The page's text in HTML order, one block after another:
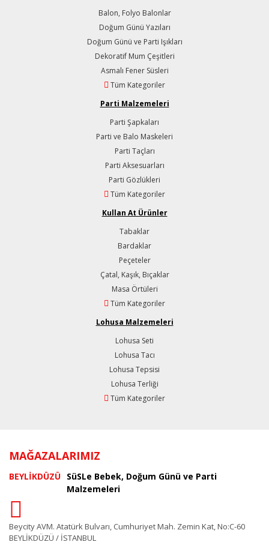
Balon, Folyo Balonlar
Doğum Günü Yazıları
Doğum Günü ve Parti Işıkları
Dekoratif Mum Çeşitleri
Asmalı Fener Süsleri
Tüm Kategoriler
Parti Malzemeleri
Parti Şapkaları
Parti ve Balo Maskeleri
Parti Taçları
Parti Aksesuarları
Parti Gözlükleri
Tüm Kategoriler
Kullan At Ürünler
Tabaklar
Bardaklar
Peçeteler
Çatal, Kaşık, Bıçaklar
Masa Örtüleri
Tüm Kategoriler
Lohusa Malzemeleri
Lohusa Seti
Lohusa Tacı
Lohusa Tepsisi
Lohusa Terliği
Tüm Kategoriler
MAĞAZALARIMIZ
BEYLİKDÜZÜ SüSLe Bebek, Doğum Günü ve Parti
Malzemeleri
Beycity AVM. Atatürk Bulvarı, Cumhuriyet Mah. Zemin Kat, No:C-60
BEYLİKDÜZÜ / İSTANBUL